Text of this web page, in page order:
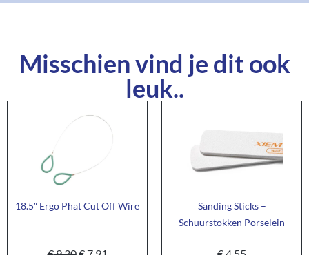
Misschien vind je dit ook
leuk..
18.5″ Ergo Phat Cut Off Wire
Sanding Sticks –
Schuurstokken Porselein